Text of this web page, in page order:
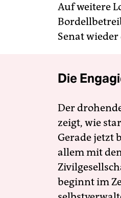
Auf weitere
Senat
Die
Der
zeigt, wie
Gerade jetzt
allem mit
beginnt im